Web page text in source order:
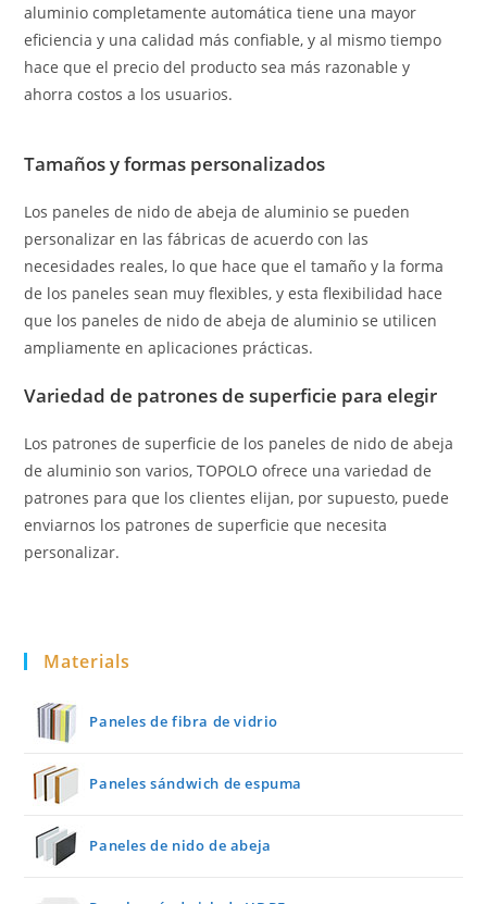
aluminio completamente automática tiene una mayor
eficiencia y una calidad más confiable, y al mismo tiempo
hace que el precio del producto sea más razonable y
ahorra costos a los usuarios.
Tamaños y formas personalizados
Los paneles de nido de abeja de aluminio se pueden
personalizar en las fábricas de acuerdo con las
necesidades reales, lo que hace que el tamaño y la forma
de los paneles sean muy flexibles, y esta flexibilidad hace
que los paneles de nido de abeja de aluminio se utilicen
ampliamente en aplicaciones prácticas.
Variedad de patrones de superficie para elegir
Los patrones de superficie de los paneles de nido de abeja
de aluminio son varios, TOPOLO ofrece una variedad de
patrones para que los clientes elijan, por supuesto, puede
enviarnos los patrones de superficie que necesita
personalizar.
Materials
Paneles de fibra de vidrio
Paneles sándwich de espuma
Paneles de nido de abeja